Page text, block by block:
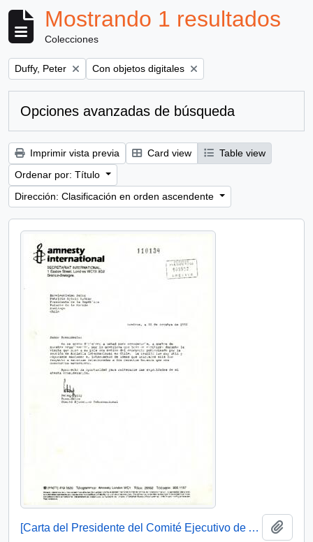
Mostrando 1 resultados
Colecciones
Remove filter:
Duffy, Peter Remove filter:
Con objetos digitales
Opciones avanzadas de búsqueda
Imprimir vista previa Card view
Table view
Ordenar por: Título
Dirección: Clasificación en orden ascendente
[Carta del Presidente del Comité Ejecutivo de Amnistía Internacional dirigida al Presidente Patricio Aylwin]